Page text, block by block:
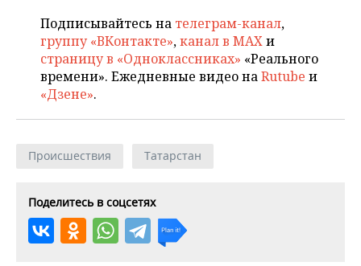
Подписывайтесь на телеграм-канал,
группу «ВКонтакте»,канал в MAXи
страницу в «Одноклассниках» «Реального
времени». Ежедневные видео наRutube и
«Дзене».
Происшествия Татарстан
Поделитесь в соцсетях